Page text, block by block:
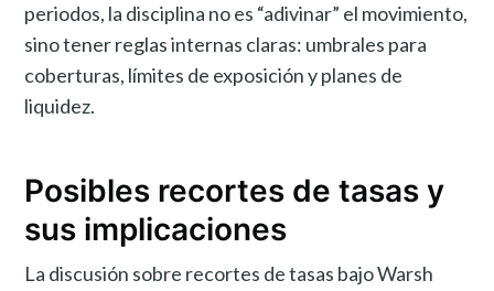
periodos, la disciplina no es “adivinar” el movimiento,
sino tener reglas internas claras: umbrales para
coberturas, límites de exposición y planes de
liquidez.
Posibles recortes de tasas y
sus implicaciones
La discusión sobre recortes de tasas bajo Warsh